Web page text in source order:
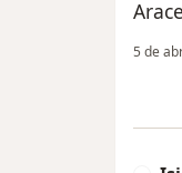
5 de